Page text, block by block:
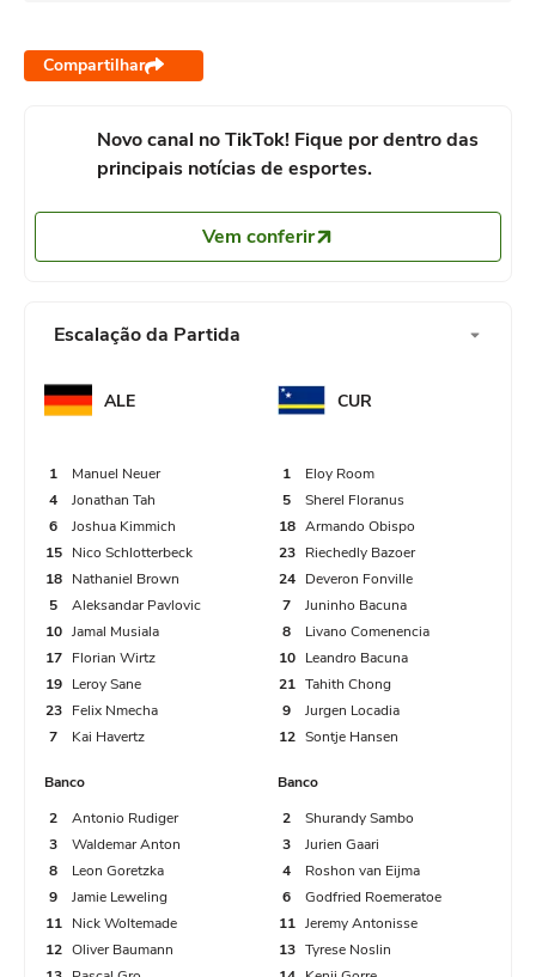
29'
Nathaniel Brown, autor do quinto gol da
Falta cometida por Aleksandar Pavlovic
(Alemanha).
Tahith Chong (Curaçao) sofre uma falta no
campo defensivo.
Falta cometida por Aleksandar Pavlovic
(Alemanha).
campo defensivo.
Substituição Alemanha, entra em campo
David Raum substituindo Nathaniel Brown.
GOOOOOOOOL!Gol! Alemanha 2, Curaçao
1. Nico Schlotterbeck (Alemanha) de cabeça
36'
Oportunidade perdida Juninho Bacuna
(Curaçao), finalização com o pé direito de
34'
Falta cometida por Nico Schlotterbeck
(Alemanha).
Jürgen Locadia (Curaçao) sofre uma falta no
campo adversário.
32'
Oportunidade perdida Leroy Sané
com um passe em profundidade.
Finalização bloqueada, Leroy Sané
(Alemanha) finalização com o pé esquerdo do
meio da área. Assistência de Florian Wirtz
Compartilhar
Novo canal no TikTok! Fique por dentro das
principais notícias de esportes.
Vem conferir
Escalação da Partida
ALE
1
Manuel Neuer
4
Jonathan Tah
6
Joshua Kimmich
15 Nico Schlotterbeck
18 Nathaniel Brown
5
Aleksandar Pavlovic
10 Jamal Musiala
17 Florian Wirtz
19 Leroy Sane
23 Felix Nmecha
7
Kai Havertz
Banco
2
Antonio Rudiger
3
Waldemar Anton
8
Leon Goretzka
9
Jamie Leweling
11 Nick Woltemade
12 Oliver Baumann
CUR
1
Eloy Room
5
Sherel Floranus
18 Armando Obispo
23 Riechedly Bazoer
24 Deveron Fonville
7
Juninho Bacuna
8
Livano Comenencia
10 Leandro Bacuna
21 Tahith Chong
9
Jurgen Locadia
12 Sontje Hansen
Banco
2
Shurandy Sambo
3
Jurien Gaari
4
Roshon van Eijma
6
Godfried Roemeratoe
11 Jeremy Antonisse
13 Tyrese Noslin